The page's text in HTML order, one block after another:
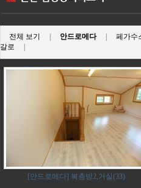
전체 보기 안드로메다| 페가수
갈로
[안드로메다] 복층방2,거실(33)